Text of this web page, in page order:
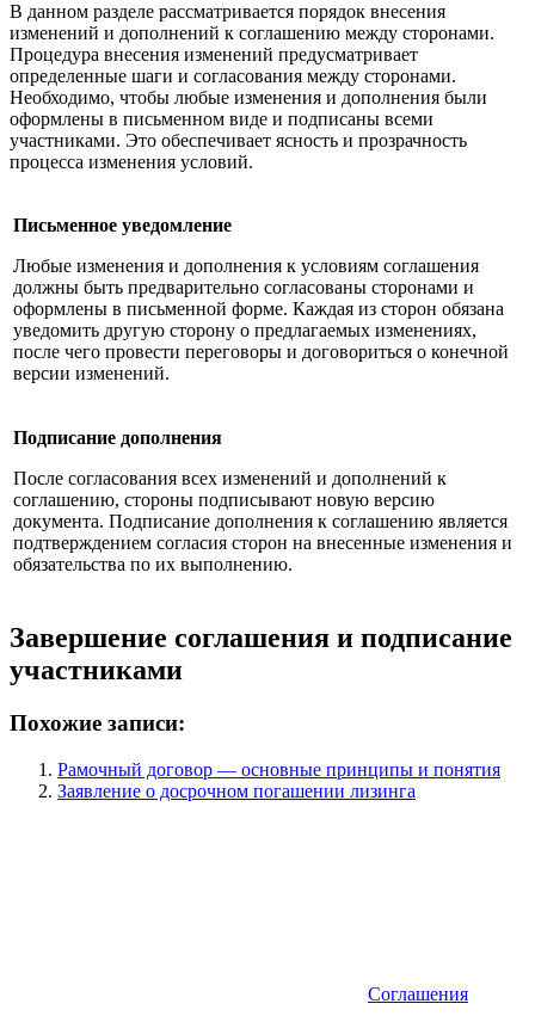
В данном разделе рассматривается порядок внесения
изменений и дополнений к соглашению между сторонами.
Процедура внесения изменений предусматривает
определенные шаги и согласования между сторонами.
Необходимо, чтобы любые изменения и дополнения были
оформлены в письменном виде и подписаны всеми
участниками. Это обеспечивает ясность и прозрачность
процесса изменения условий.
Письменное уведомление
Любые изменения и дополнения к условиям соглашения
должны быть предварительно согласованы сторонами и
оформлены в письменной форме. Каждая из сторон обязана
уведомить другую сторону о предлагаемых изменениях,
после чего провести переговоры и договориться о конечной
версии изменений.
Подписание дополнения
После согласования всех изменений и дополнений к
соглашению, стороны подписывают новую версию
документа. Подписание дополнения к соглашению является
подтверждением согласия сторон на внесенные изменения и
обязательства по их выполнению.
Завершение соглашения и подписание
участниками
Похожие записи:
Рамочный договор — основные принципы и понятия
Заявление о досрочном погашении лизинга
Соглашения